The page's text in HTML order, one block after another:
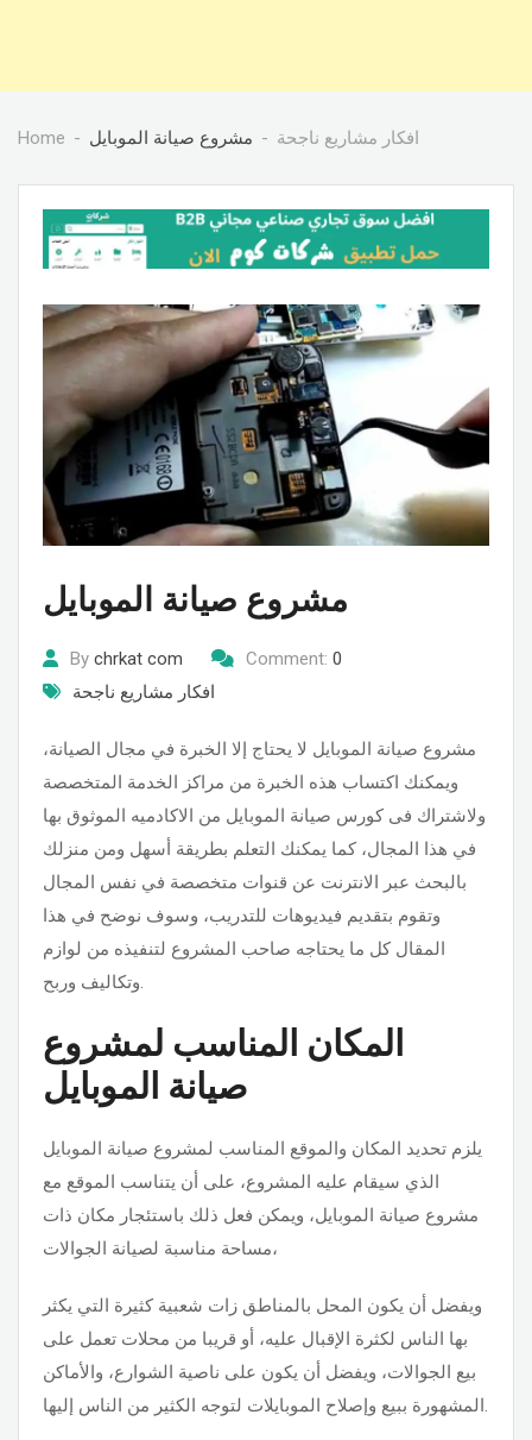
Home افكار مشاريع ناجحة مشروع صيانة الموبايل
مشروع صيانة الموبايل
By chrkat com Comment: 0
افكار مشاريع ناجحة
مشروع صيانة الموبايل لا يحتاج إلا الخبرة في مجال الصيانة،
ويمكنك اكتساب هذه الخبرة من مراكز الخدمة المتخصصة
ولاشتراك فى كورس صيانة الموبايل من الاكادميه الموثوق بها
في هذا المجال، كما يمكنك التعلم بطريقة أسهل ومن منزلك
بالبحث عبر الانترنت عن قنوات متخصصة في نفس المجال
وتقوم بتقديم فيديوهات للتدريب، وسوف نوضح في هذا
المقال كل ما يحتاجه صاحب المشروع لتنفيذه من لوازم
المكان المناسب لمشروع
صيانة الموبايل
يلزم تحديد المكان والموقع المناسب لمشروع صيانة الموبايل
الذي سيقام عليه المشروع، على أن يتناسب الموقع مع
مشروع صيانة الموبايل، ويمكن فعل ذلك باستئجار مكان ذات
مساحة مناسبة لصيانة الجوالات،
ويفضل أن يكون المحل بالمناطق زات شعبية كثيرة التي يكثر
بها الناس لكثرة الإقبال عليه، أو قريبا من محلات تعمل على
بيع الجوالات، ويفضل أن يكون على ناصية الشوارع، والأماكن